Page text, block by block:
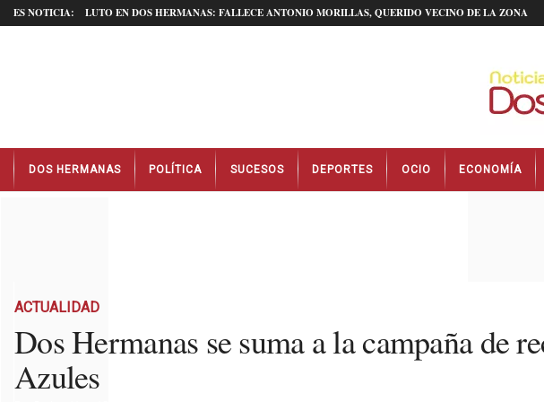
ES NOTICIA: LUTO EN DOS HERMANAS: FALLECE ANTONIO MORILLAS, QUERIDO VECINO DE LA ZONA
t
DOS HERMANAS POLÍTICA SUCESOS DEPORTES OCIO ECONOMÍA
ACTUALIDAD
Dos Hermanas se suma a la campaña de
Azules